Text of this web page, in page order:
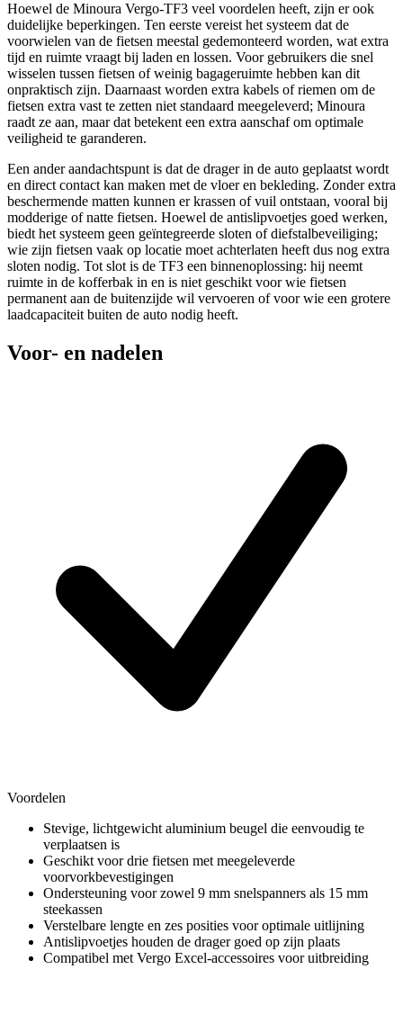
Hoewel de Minoura Vergo-TF3 veel voordelen heeft, zijn er ook
duidelijke beperkingen. Ten eerste vereist het systeem dat de
voorwielen van de fietsen meestal gedemonteerd worden, wat extra
tijd en ruimte vraagt bij laden en lossen. Voor gebruikers die snel
wisselen tussen fietsen of weinig bagageruimte hebben kan dit
onpraktisch zijn. Daarnaast worden extra kabels of riemen om de
fietsen extra vast te zetten niet standaard meegeleverd; Minoura
raadt ze aan, maar dat betekent een extra aanschaf om optimale
veiligheid te garanderen.
Een ander aandachtspunt is dat de drager in de auto geplaatst wordt
en direct contact kan maken met de vloer en bekleding. Zonder extra
beschermende matten kunnen er krassen of vuil ontstaan, vooral bij
modderige of natte fietsen. Hoewel de antislipvoetjes goed werken,
biedt het systeem geen geïntegreerde sloten of diefstalbeveiliging;
wie zijn fietsen vaak op locatie moet achterlaten heeft dus nog extra
sloten nodig. Tot slot is de TF3 een binnenoplossing: hij neemt
ruimte in de kofferbak in en is niet geschikt voor wie fietsen
permanent aan de buitenzijde wil vervoeren of voor wie een grotere
laadcapaciteit buiten de auto nodig heeft.
Voor- en nadelen
Voordelen
Stevige, lichtgewicht aluminium beugel die eenvoudig te
verplaatsen is
Geschikt voor drie fietsen met meegeleverde
voorvorkbevestigingen
Ondersteuning voor zowel 9 mm snelspanners als 15 mm
steekassen
Verstelbare lengte en zes posities voor optimale uitlijning
Antislipvoetjes houden de drager goed op zijn plaats
Compatibel met Vergo Excel-accessoires voor uitbreiding